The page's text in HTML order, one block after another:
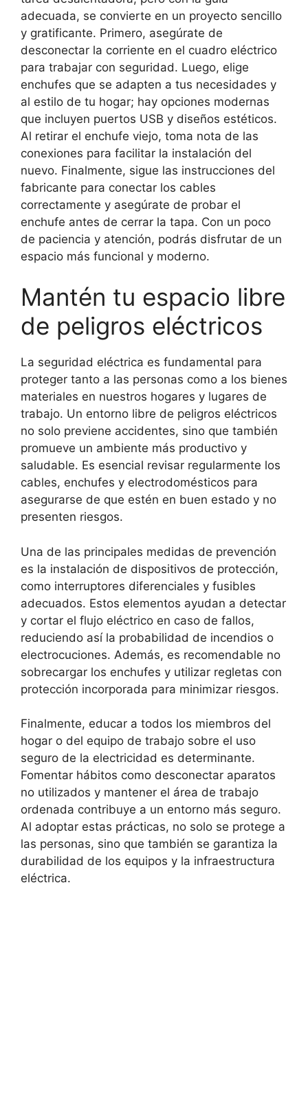
adecuada, se convierte en un proyecto sencillo
y gratificante. Primero, asegúrate de
desconectar la corriente en el cuadro eléctrico
para trabajar con seguridad. Luego, elige
enchufes que se adapten a tus necesidades y
al estilo de tu hogar; hay opciones modernas
que incluyen puertos USB y diseños estéticos.
Al retirar el enchufe viejo, toma nota de las
conexiones para facilitar la instalación del
nuevo. Finalmente, sigue las instrucciones del
fabricante para conectar los cables
correctamente y asegúrate de probar el
enchufe antes de cerrar la tapa. Con un poco
de paciencia y atención, podrás disfrutar de un
espacio más funcional y moderno.
Mantén tu espacio libre
de peligros eléctricos
La seguridad eléctrica es fundamental para
proteger tanto a las personas como a los bienes
materiales en nuestros hogares y lugares de
trabajo. Un entorno libre de peligros eléctricos
no solo previene accidentes, sino que también
promueve un ambiente más productivo y
saludable. Es esencial revisar regularmente los
cables, enchufes y electrodomésticos para
asegurarse de que estén en buen estado y no
presenten riesgos.
Una de las principales medidas de prevención
es la instalación de dispositivos de protección,
como interruptores diferenciales y fusibles
adecuados. Estos elementos ayudan a detectar
y cortar el flujo eléctrico en caso de fallos,
reduciendo así la probabilidad de incendios o
electrocuciones. Además, es recomendable no
sobrecargar los enchufes y utilizar regletas con
protección incorporada para minimizar riesgos.
Finalmente, educar a todos los miembros del
hogar o del equipo de trabajo sobre el uso
seguro de la electricidad es determinante.
Fomentar hábitos como desconectar aparatos
no utilizados y mantener el área de trabajo
ordenada contribuye a un entorno más seguro.
Al adoptar estas prácticas, no solo se protege a
las personas, sino que también se garantiza la
durabilidad de los equipos y la infraestructura
eléctrica.